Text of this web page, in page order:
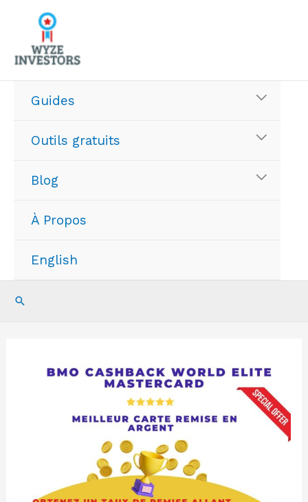
contenu
Guides
Outils gratuits
Blog
À Propos
English
Recherche